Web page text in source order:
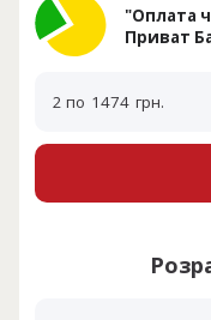
"Оплата
Приват
2 по 1474 грн.